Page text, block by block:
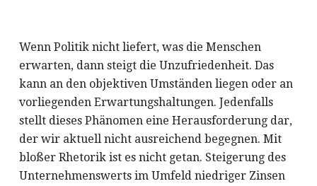
Wenn Politik nicht liefert, was die Menschen
erwarten, dann steigt die Unzufriedenheit. Das
kann an den objektiven Umständen liegen oder an
vorliegenden Erwartungshaltungen. Jedenfalls
stellt dieses Phänomen eine Herausforderung dar,
der wir aktuell nicht ausreichend begegnen. Mit
bloßer Rhetorik ist es nicht getan. Steigerung des
Unternehmenswerts im Umfeld niedriger Zinsen